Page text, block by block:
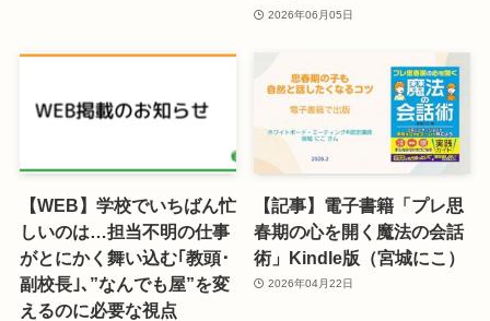
2026年06月05日
【WEB】学校でいちばん忙
しいのは…担当不明の仕事
がとにかく舞い込む｢教頭･
副校長｣､”なんでも屋”を変
えるのに必要な視点
【記事】電子書籍「プレ思
春期の心を開く魔法の会話
術」Kindle版（宮城にこ）
2026年04月22日